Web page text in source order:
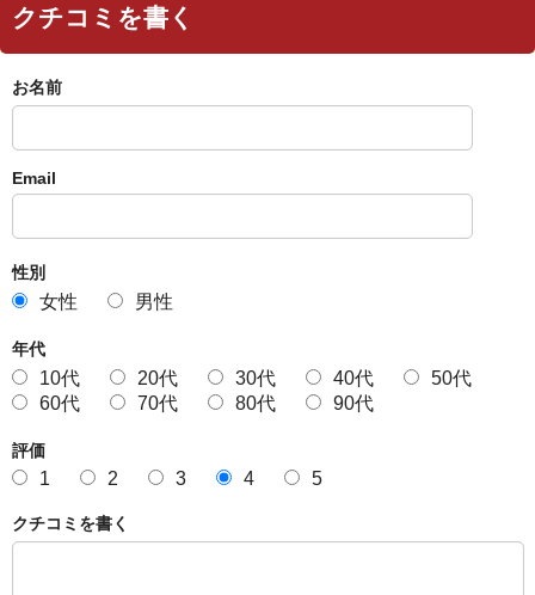
クチコミを書く
お名前
Email
性別
女性 男性
年代
10代 20代 30代 40代
50代
60代
70代 80代 90代
評価
1 2 3 4 5
クチコミを書く